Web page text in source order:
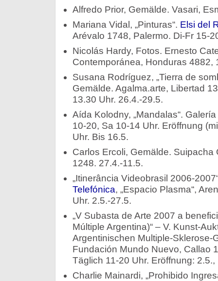
Alfredo Prior, Gemälde. Vasari,
Mariana Vidal, „Pinturas“. Elsi del
Arévalo 1748, Palermo. Di-Fr 15-
Nicolás Hardy, Fotos. Ernesto
Contemporánea, Honduras 4882,
Susana Rodríguez, „Tierra de
Gemälde. Agalma.arte, Libertad
13.30 Uhr. 26.4.-29.5.
Aída Kolodny, „Mandalas“.
10-20, Sa 10-14 Uhr. Eröffnung
Uhr. Bis 16.5.
Carlos Ercoli, Gemälde. Suipacha
1248. 27.4.-11.5.
„Itinerância Videobrasil 2006-
Telefónica, „Espacio Plasma“,
Uhr. 2.5.-27.5.
„V Subasta de Arte 2007 a
Múltiple Argentina)“ – V. Kunst-
Argentinischen Multiple-Sklerose-
Fundación Mundo Nuevo, Callao
Täglich 11-20 Uhr. Eröffnung: 2.5.,
Charlie Mainardi, „Prohibido